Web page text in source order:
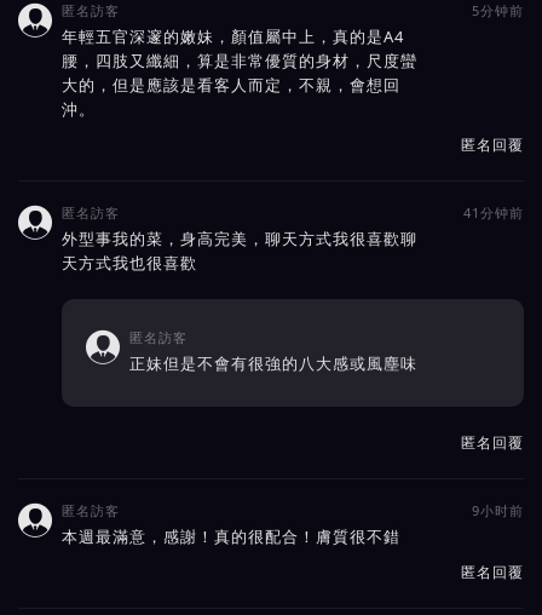
 匿名訪客 5分钟前
年輕五官深邃的嫩妹，顏值屬中上，真的是A4
腰，四肢又纖細，算是非常優質的身材，尺度蠻
大的，但是應該是看客人而定，不親，會想回
沖。
匿名回覆
 匿名訪客 41分钟前
外型事我的菜，身高完美，聊天方式我很喜歡聊
天方式我也很喜歡
 匿名訪客
正妹但是不會有很強的八大感或風塵味
匿名回覆
 匿名訪客 9小时前
本週最滿意，感謝！真的很配合！膚質很不錯
匿名回覆